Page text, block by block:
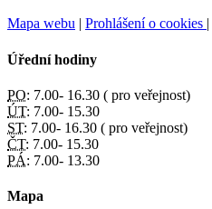
Mapa webu | Prohlášení o cookies |
Úřední hodiny
PO: 7.00- 16.30 ( pro veřejnost)
ÚT: 7.00- 15.30
ST: 7.00- 16.30 ( pro veřejnost)
ČT: 7.00- 15.30
PÁ: 7.00- 13.30
Mapa